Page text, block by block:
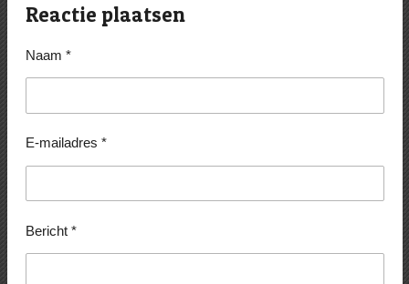
e
n
l
r
e
e
n
Reactie plaatsen
Naam *
E-mailadres *
Bericht *